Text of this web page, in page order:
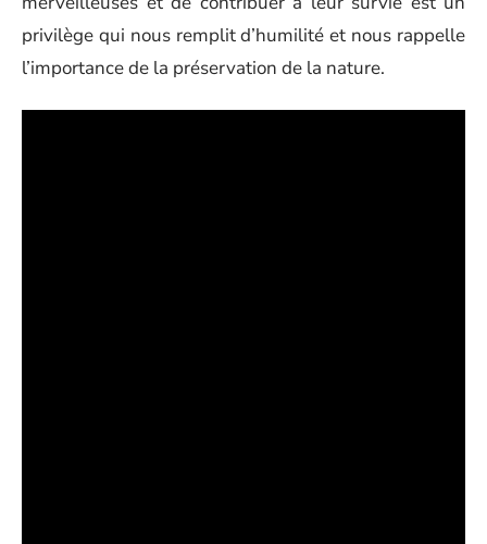
privilège qui nous remplit d’humilité et nous rappelle
l’importance de la préservation de la nature.